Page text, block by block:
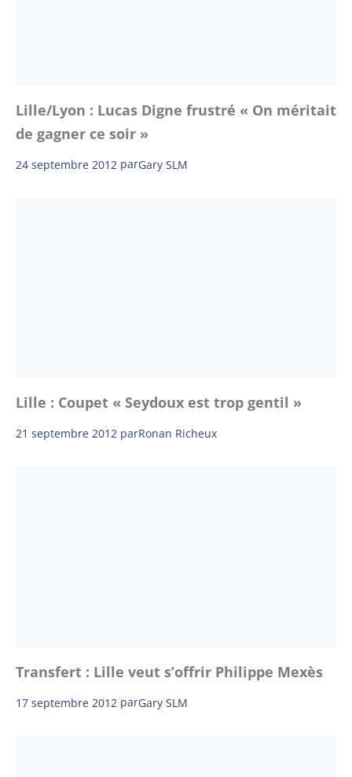
Lille/Lyon : Lucas Digne frustré « On méritait
de gagner ce soir »
24 septembre 2012 parGary SLM
Lille : Coupet « Seydoux est trop gentil »
21 septembre 2012 parRonan Richeux
Transfert : Lille veut s’offrir Philippe Mexès
17 septembre 2012 parGary SLM